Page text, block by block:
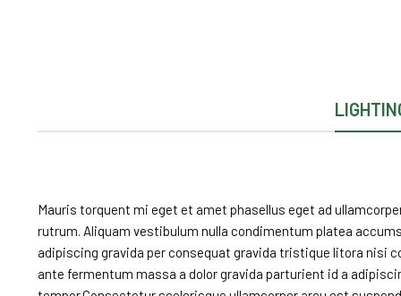
Mauris torquent mi eget et amet phasellus eget ad
rutrum. Aliquam vestibulum nulla condimentum platea
adipiscing gravida per consequat gravida tristique litora nisi
ante fermentum massa a dolor gravida parturient id a